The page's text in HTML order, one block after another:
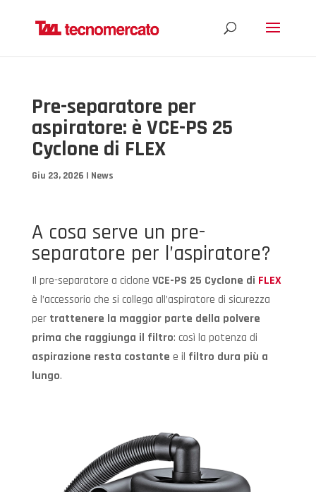
Pre-separatore per
aspiratore: è VCE-PS 25
Cyclone di FLEX
Giu 23, 2026 | News
A cosa serve un pre-
separatore per l’aspiratore?
Il pre-separatore a ciclone VCE-PS 25 Cyclone di FLEX
è l’accessorio che si collega all’aspiratore di sicurezza
per trattenere la maggior parte della polvere
prima che raggiunga il filtro: così la potenza di
aspirazione resta costante e il filtro dura più a
lungo.